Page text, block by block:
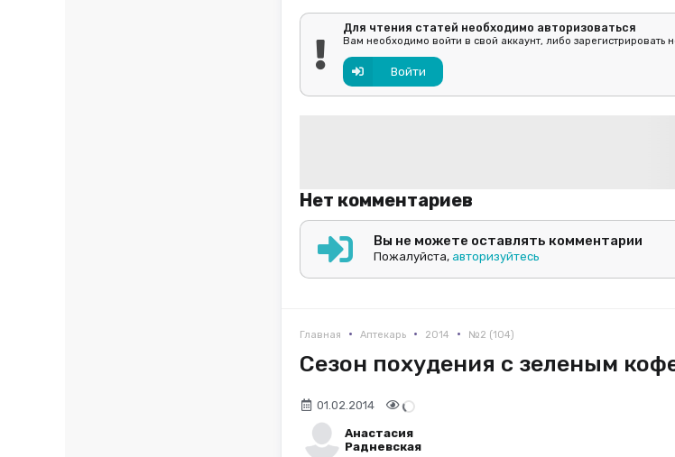
Для чтения статей необходимо авторизоваться
Вам необходимо войти в свой аккаунт, либо зарегистрировать
Войти
Нет комментариев
Вы не можете оставлять комментарии
Пожалуйста, авторизуйтесь
Главная • Аптекарь • 2014 • №2 (104)
Сезон похудения с зеленым
01.02.2014
Анастасия
Радневская